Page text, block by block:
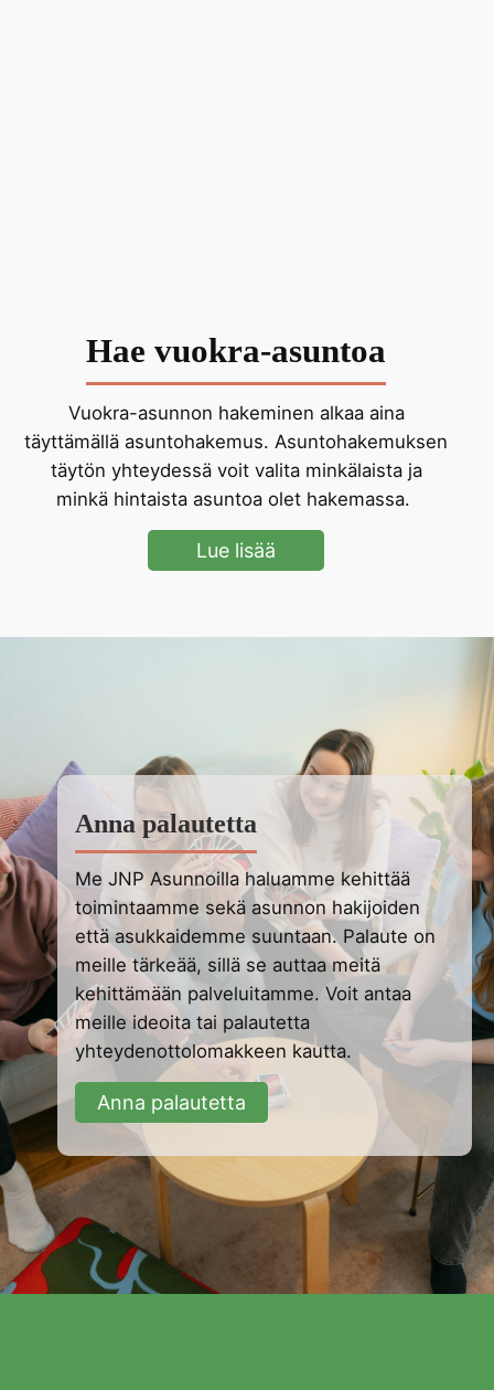
Hae vuokra-asuntoa
Vuokra-asunnon hakeminen alkaa aina
täyttämällä asuntohakemus. Asuntohakemuksen
täytön yhteydessä voit valita minkälaista ja
minkä hintaista asuntoa olet hakemassa.
Lue lisää
Anna palautetta
Me JNP Asunnoilla haluamme kehittää
toimintaamme sekä asunnon hakijoiden
että asukkaidemme suuntaan. Palaute on
meille tärkeää, sillä se auttaa meitä
kehittämään palveluitamme. Voit antaa
meille ideoita tai palautetta
yhteydenottolomakkeen kautta.
Anna palautetta